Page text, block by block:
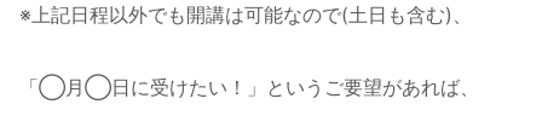
※上記日程以外でも開講は可能なので(土日も含む)、
「◯月◯日に受けたい！」というご要望があれば、